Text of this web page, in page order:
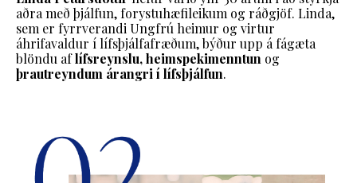
aðra með þjálfun, forystuhæfileikum og ráðgjöf. Linda,
sem er fyrrverandi Ungfrú heimur og virtur
áhrifavaldur í lífsþjálfafræðum, býður upp á fágæta
blöndu aflífsreynslu, heimspekimenntun og
þrautreyndum árangri í lífsþjálfun.